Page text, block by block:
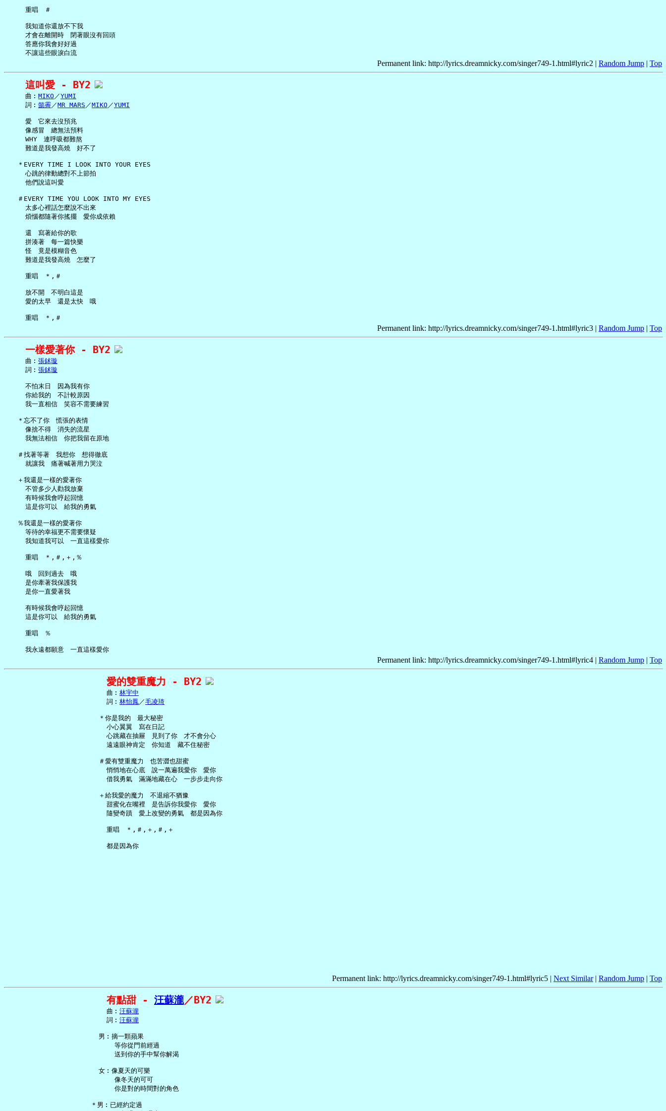
     重唱　＃
     我知道你還放不下我
     才會在離開時　閉著眼沒有回頭
     答應你我會好好過
Permanent link: http://lyrics.dreamnicky.com/singer749-1.html#lyric2 | Random Jump | Top
這叫愛 - BY2
     曲︰
MIKO ／YUMI
     詞︰
懿霽／MR MARS ／MIKO ／YUMI
     愛　它來去沒預兆
     像感冒　總無法預料
     WHY　連呼吸都難熬
     難道是我發高燒　好不了
   ＊EVERY TIME I LOOK INTO YOUR EYES
     心跳的律動總對不上節拍
     他們說這叫愛
   ＃EVERY TIME YOU LOOK INTO MY EYES
     太多心裡話怎麼說不出來
     煩惱都隨著你搖擺　愛你成依賴
     還　寫著給你的歌
     拼湊著　每一篇快樂
     怪　竟是模糊音色
     難道是我發高燒　怎麼了
     重唱　＊,＃
     放不開　不明白這是
     愛的太早　還是太快　哦
Permanent link: http://lyrics.dreamnicky.com/singer749-1.html#lyric3 | Random Jump | Top
一樣愛著你 - BY2
     曲︰
張鉥璇
     詞︰
張鉥璇
     不怕末日　因為我有你
     你給我的　不計較原因
     我一直相信　笑容不需要練習
   ＊忘不了你　慌張的表情
     像捨不得　消失的流星
     我無法相信　你把我留在原地
   ＃找著等著　我想你　想得徹底
     就讓我　痛著喊著用力哭泣
   ＋我還是一樣的愛著你
     不管多少人勸我放棄
     有時候我會哼起回憶
     這是你可以　給我的勇氣
   ％我還是一樣的愛著你
     等待的幸福更不需要懷疑
     我知道我可以　一直這樣愛你
     重唱　＊,＃,＋,％
     哦　回到過去　哦
     是你牽著我保護我
     是你一直愛著我
     有時候我會哼起回憶
     這是你可以　給我的勇氣
     重唱　％
Permanent link: http://lyrics.dreamnicky.com/singer749-1.html#lyric4 | Random Jump | Top
愛的雙重魔力 - BY2
     曲︰
林宇中
     詞︰
林怡鳳／毛凌琦
   ＊你是我的　最大秘密
     小心翼翼　寫在日記
     心跳藏在抽屜　見到了你　才不會分心
     遠遠眼神肯定　你知道　藏不住秘密
   ＃愛有雙重魔力　也苦澀也甜蜜
     悄悄地在心底　說一萬遍我愛你　愛你
     借我勇氣　滿滿地藏在心　一步步走向你
   ＋給我愛的魔力　不退縮不猶豫
     甜蜜化在嘴裡　是告訴你我愛你　愛你
     隨變奇蹟　愛上改變的勇氣　都是因為你
     重唱　＊,＃,＋,＃,＋
Permanent link: http://lyrics.dreamnicky.com/singer749-1.html#lyric5 | Next Similar| Random Jump | Top
有點甜 - 汪蘇瀧／BY2
     曲︰
汪蘇瀧
     詞︰
汪蘇瀧
   男︰摘一顆蘋果
       等你從門前經過
       送到你的手中幫你解渴
   女︰像夏天的可樂
       像冬天的可可
       你是對的時間對的角色
＊男︰已經約定過